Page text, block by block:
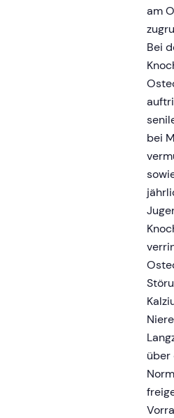
am
Bei
bei
über